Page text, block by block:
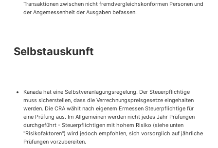
Transaktionen zwischen nicht fremdvergleichskonformen Personen und
der Angemessenheit der Ausgaben befassen.
Selbstauskunft
Kanada hat eine Selbstveranlagungsregelung. Der Steuerpflichtige
muss sicherstellen, dass die Verrechnungspreisgesetze eingehalten
werden. Die CRA wählt nach eigenem Ermessen Steuerpflichtige für
eine Prüfung aus. Im Allgemeinen werden nicht jedes Jahr Prüfungen
durchgeführt - Steuerpflichtigen mit hohem Risiko (siehe unten
"Risikofaktoren") wird jedoch empfohlen, sich vorsorglich auf jährliche
Prüfungen vorzubereiten.